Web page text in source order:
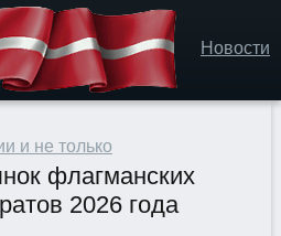
Новости
и не только
флагманских
2026 года